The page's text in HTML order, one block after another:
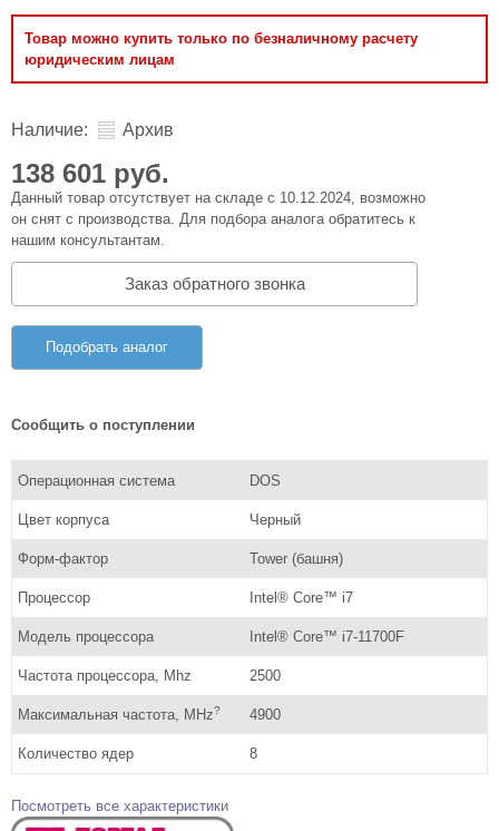
Товар можно купить только по безналичному расчету
юридическим лицам
Наличие: Архив
138 601 руб.
Данный товар отсутствует на складе с 10.12.2024, возможно
он снят с производства. Для подбора аналога обратитесь к
нашим консультантам.
Заказ обратного звонка
Подобрать аналог
Сообщить о поступлении
Операционная система DOS
Цвет корпуса Черный
Форм-фактор Tower (башня)
Процессор Intel® Core™ i7
Модель процессора Intel® Core™ i7-11700F
Частота процессора, Mhz 2500
Максимальная частота, MHz? 4900
Количество ядер 8
Посмотреть все характеристики